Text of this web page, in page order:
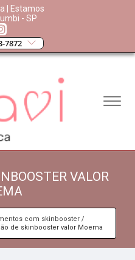
| Estamos
- SP
7872
VALOR
com skinbooster
de skinbooster valor Moema